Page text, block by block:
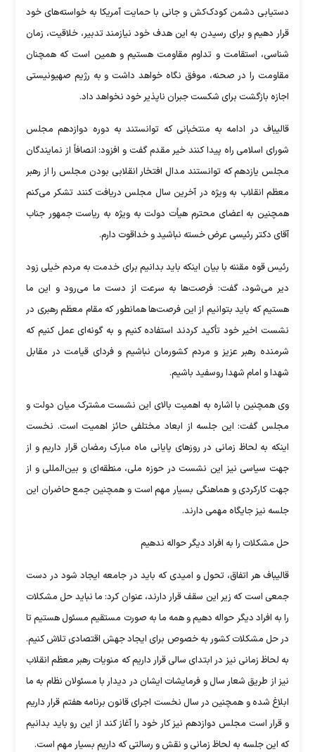
دستیابی دشمن کودک‌کش و جانی با حمایت آمریکا به خواسته‌های خود
قرار دهیم و برای رسیدن به این هدف خود نیازمند تدبیر، خلاقیت، زمان
شناسی، استقامت و تداوم مقاومت هستیم و همین است که همچنان
مقاومت را در صحنه، موفق نگاه خواهد داشت و به رژیم صهیونیستی
اجازه بازگشت برای شکست جبران ناپذیر خود نخواهد داد.
قالیباف در ادامه به منتخبانی که توانستند به دوره دوازدهم مجلس
شورای اسلامی راه پیدا کنند خیر مقدم گفت و افزود: انصافاً از نمایندگان
مجلس یازدهم که توانستند مدال افتخار انقلابی بودن مجلس را از رهبر
معظم انقلاب به ویژه در آخرین سال مجلس دریافت کنند تشکر می‌کنم
همچنین به اعضای محترم هیأت دولت به ویژه به ریاست جمهور جناب
آقای دکتر رئیسی عرض خسته نباشید و خداقوت دارم.
رئیس قوه مقننه با بیان اینکه باید بدانیم برای خدمت به مردم خیلی زود
دیر می‌شود، گفت: فرصت‌ها به سرعت از دست ما می‌رود و این ما
هستیم که باید بتوانیم از این فرصت‌ها همانطور که مقام معظم رهبری در
نشست اخیر خود تأکید کردند استفاده کنیم و به گونه‌ای عمل کنیم که
شرمنده رهبر عزیز و مردم کشورمان نباشیم و فردای قیامت در مقابل
شهدا و امام شهدا روسفید باشیم.
وی همچنین با اشاره به اهمیت بالای این نشست مشترک میان دولت و
مجلس گفت: این جلسه از ابعاد مختلفی حائز اهمیت است. نخست
اینکه به لحاظ زمانی در روز‌های پایانی ماه مبارک رمضان قرار داریم و از
جهت سیاسی نیز این نشست در حوزه ملی، منطقه‌ای و بین‌المللی و از
جهت کارکردی و هماهنگی بسیار مهم است و همچنین جمع حاضران این
جلسه نیز جایگاه مهمی دارند.
حل مشکلات را به افراد دیگر حواله ندهیم
قالیباف هر اتفاق، تحول و امیدی که باید در جامعه ایجاد شود در دست
جمعی است که زیر این سقف قرار دارند، عنوان کرد: ما نباید حل مشکلات
را به افراد دیگر حواله دهیم و همه ما به صورت مستقیم مسئول هستیم تا
در حل مشکلات کشور به خصوص برای ایجاد جهش اقتصادی تلاش کنیم.
به لحاظ زمانی نیز در ابتدای سالی قرار داریم که منویات رهبر معظم انقلاب
نیز از طریق شعار سال و فرمایشات ایشان در دیدار با مسئولان نظام به ما
ابلاغ شده و همچنین در سال نخست اجرای قانون برنامه هفتم قرار داریم
و قرار است مجلس دوازدهم نیز کار خود را آغاز کند از این رو باید بدانیم
که این جلسه به لحاظ زمانی و نقش و رسالتی که داریم بسیار مهم است.